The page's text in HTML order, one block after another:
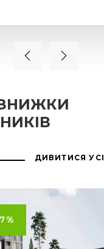
ЗНИЖКИ
ДИВИТИСЯ УСІ